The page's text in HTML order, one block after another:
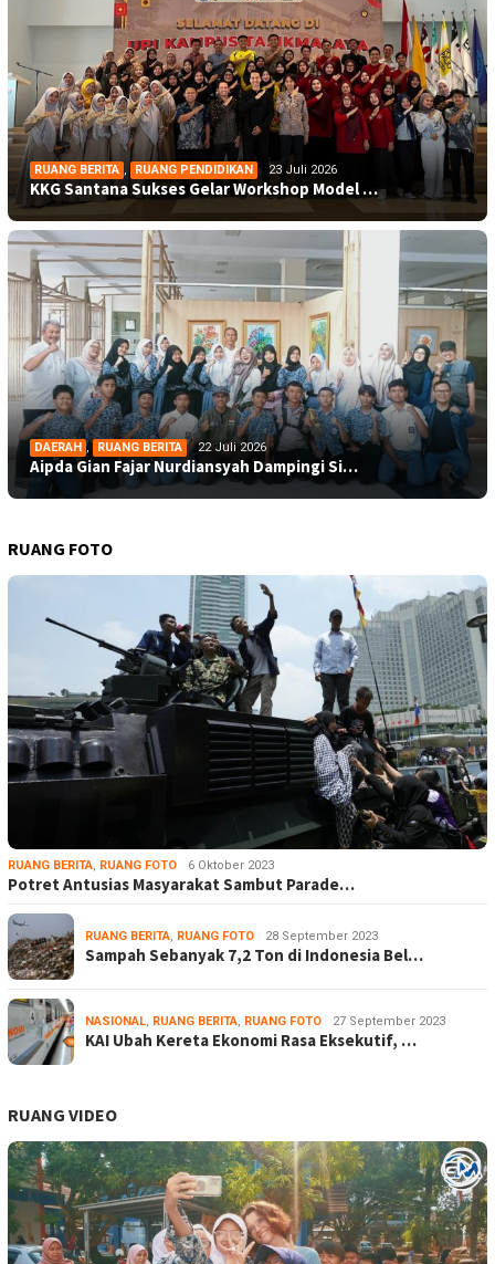
RUANG BERITA , RUANG PENDIDIKAN 23 Juli 2026
KKG Santana Sukses Gelar Workshop Model …
DAERAH , RUANG BERITA 22 Juli 2026
Aipda Gian Fajar Nurdiansyah Dampingi Si…
RUANG FOTO
RUANG BERITA, RUANG FOTO 6 Oktober 2023
Potret Antusias Masyarakat Sambut Parade…
RUANG BERITA, RUANG FOTO 28 September 2023
Sampah Sebanyak 7,2 Ton di Indonesia Bel…
NASIONAL, RUANG BERITA, RUANG FOTO 27 September 2023
KAI Ubah Kereta Ekonomi Rasa Eksekutif, …
RUANG VIDEO